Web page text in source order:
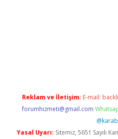
Reklam ve İletişim: E-mail:
forumhizmeti@gmail.com
Yasal Uyarı: Sitemiz, 5651 Sayılı